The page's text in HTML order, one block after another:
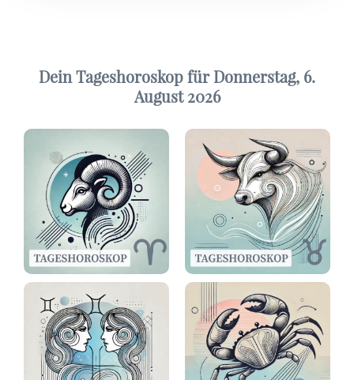
Dein Tageshoroskop für Donnerstag, 6.
August 2026